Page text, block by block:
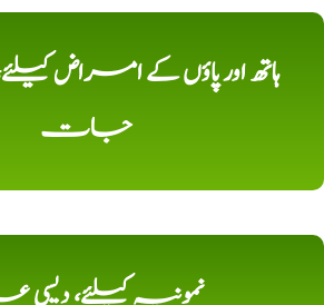
ہاتھ اور پاؤں کے امراض
جات
نمونیہ کیلئے، دیسی